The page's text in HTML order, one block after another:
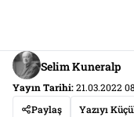
Selim Kuneralp
Yayın Tarihi:21.03.2022
Paylaş
Yazıyı